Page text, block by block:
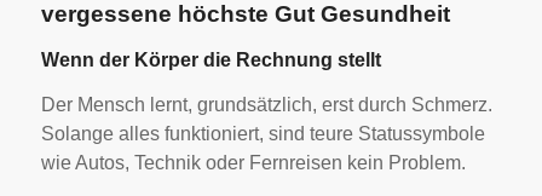
vergessene höchste Gut Gesundheit
Wenn der Körper die Rechnung stellt
Der Mensch lernt, grundsätzlich, erst durch Schmerz.
Solange alles funktioniert, sind teure Statussymbole
wie Autos, Technik oder Fernreisen kein Problem.